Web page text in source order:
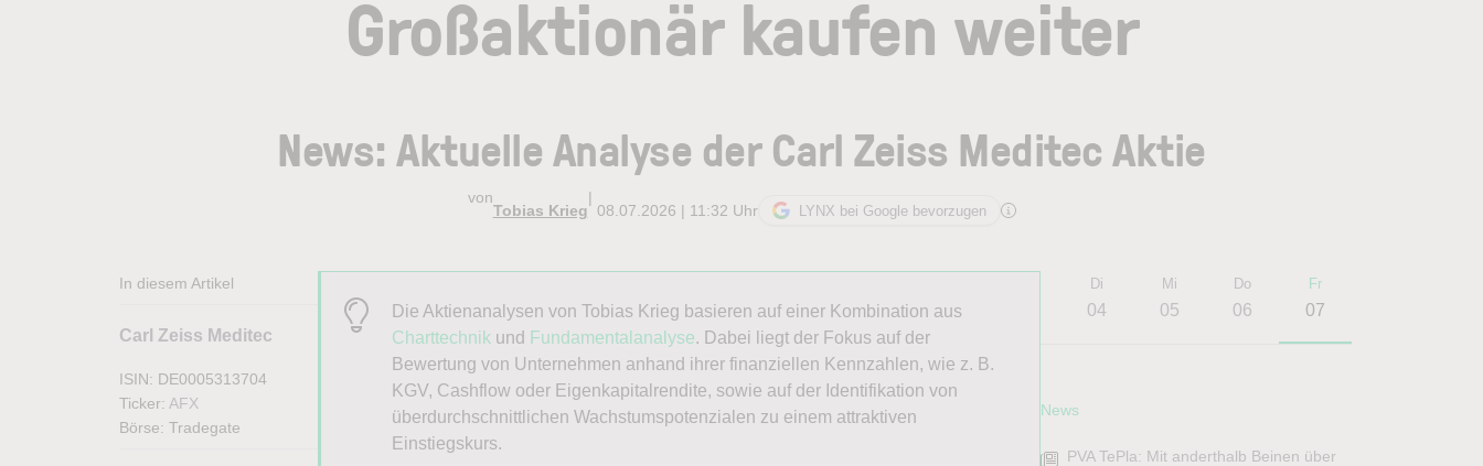
Großaktionär kaufen weiter
News: Aktuelle Analyse der Carl Zeiss Meditec Aktie
von
Tobias Krieg
|
08.07.2026 | 11:32 Uhr LYNX bei Google bevorzugen
In diesem Artikel
Carl Zeiss Meditec
ISIN: DE0005313704
Ticker: AFX
Börse: Tradegate
Die Aktienanalysen vonTobias Krieg basieren auf einer Kombination aus
Charttechnik und Fundamentalanalyse. Dabei liegt der Fokus auf der
Bewertung von Unternehmen anhand ihrer finanziellen Kennzahlen, wie z. B.
KGV, Cashflow oder Eigenkapitalrendite, sowie auf der Identifikation von
überdurchschnittlichen Wachstumspotenzialen zu einem attraktiven
Einstiegskurs.
Di
04
Mi
05
Do
06
Fr
07
News
PVA TePla: Mit anderthalb Beinen über